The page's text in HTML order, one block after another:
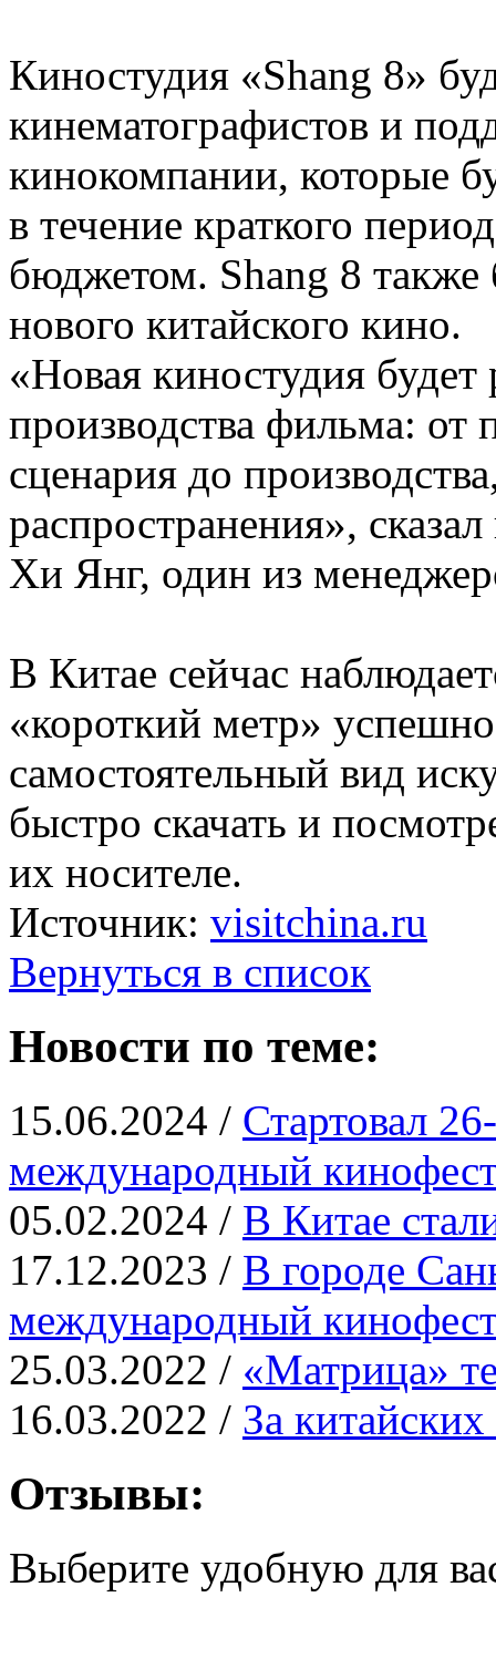
Киностудия «Shang 8»
кинематографистов и
кинокомпании, которые
в течение краткого
бюджетом. Shang 8 также
нового китайского кино.
«Новая киностудия будет
производства фильма: от
сценария до
распространения»,
Хи Янг, один из
В Китае сейчас
«короткий метр» успешно
самостоятельный вид
быстро скачать и
их носителе.
Источник: visitchina.ru
Вернуться в список
Новости по теме:
15.06.2024 / Стартовал
международный
05.02.2024 / В Китае
17.12.2023 / В городе
международный
25.03.2022 / «Матрица»
16.03.2022 / За
Отзывы:
Выберите удобную для